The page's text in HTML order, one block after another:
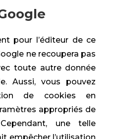
pour l’éditeur de ce
ne recoupera pas
toute autre donnée
Aussi, vous pouvez
de cookies en
appropriés de
une telle
empêcher l’utilisation